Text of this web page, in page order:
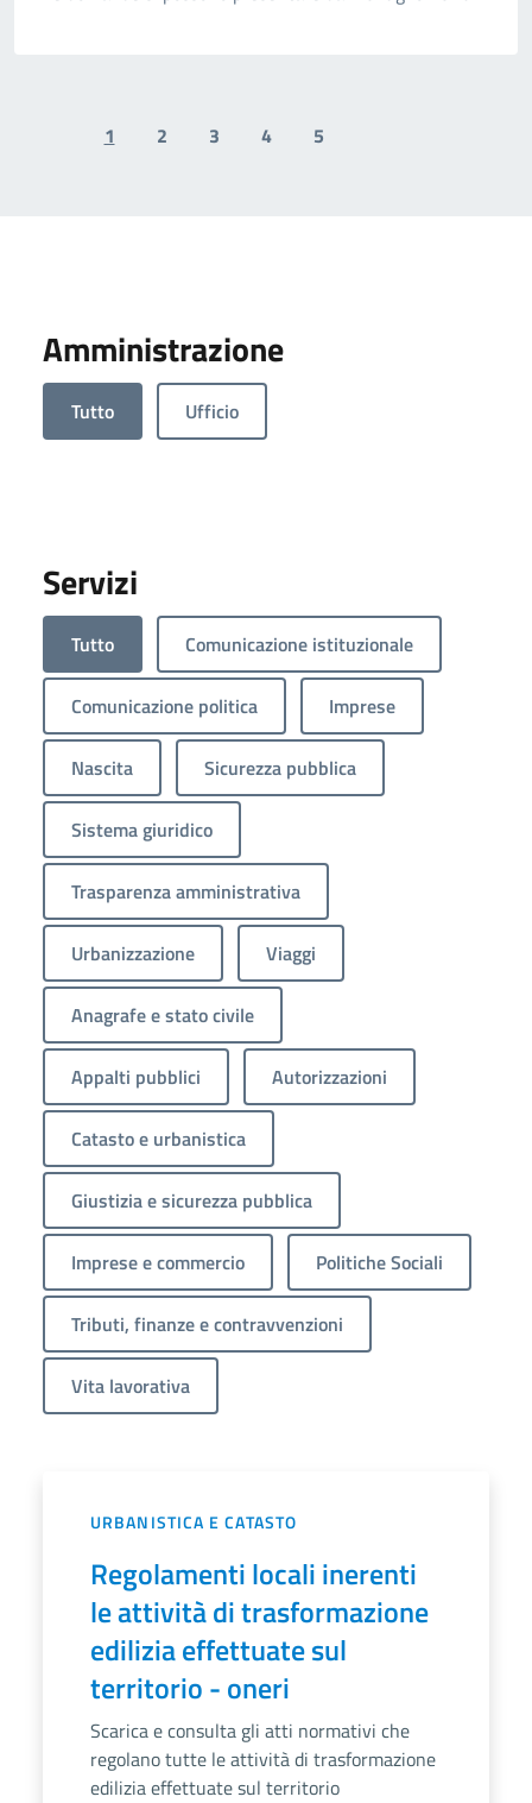
Previous page
1 2 3 4 5
Amministrazione
Tutto Ufficio
Servizi
Tutto Comunicazione istituzionale
Comunicazione politica Imprese
Nascita Sicurezza pubblica
Sistema giuridico
Trasparenza amministrativa
Urbanizzazione Viaggi
Anagrafe e stato civile
Appalti pubblici Autorizzazioni
Catasto e urbanistica
Giustizia e sicurezza pubblica
Imprese e commercio Politiche Sociali
Tributi, finanze e contravvenzioni
Vita lavorativa
URBANISTICA E CATASTO
Regolamenti locali inerenti
le attività di trasformazione
edilizia effettuate sul
territorio - oneri
Scarica e consulta gli atti normativi che
regolano tutte le attività di trasformazione
edilizia effettuate sul territorio